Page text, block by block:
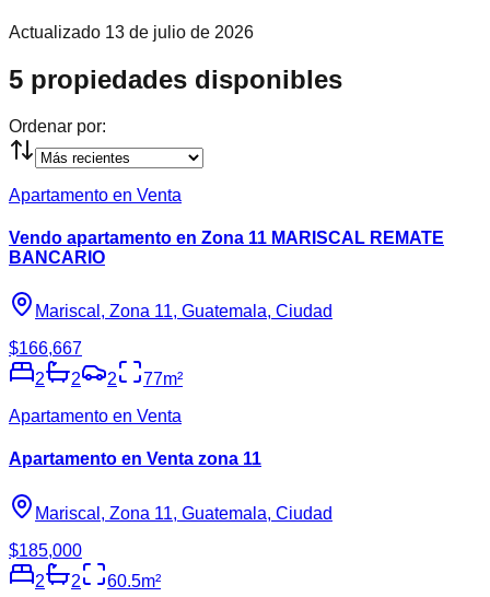
Actualizado 13 de julio de 2026
5 propiedades disponibles
Ordenar por:
Apartamento en Venta
Vendo apartamento en Zona 11 MARISCAL REMATE
BANCARIO
Mariscal, Zona 11, Guatemala, Ciudad
$166,667
2
2 2 77m²
Apartamento en Venta
Apartamento en Venta zona 11
Mariscal, Zona 11, Guatemala, Ciudad
$185,000
2
2 60.5m²